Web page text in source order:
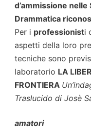
d’ammissione nelle
Drammatica
Per i professionisti
aspetti della loro
tecniche sono
laboratorio LA
FRONTIERA
Traslucido di Josè
amatori